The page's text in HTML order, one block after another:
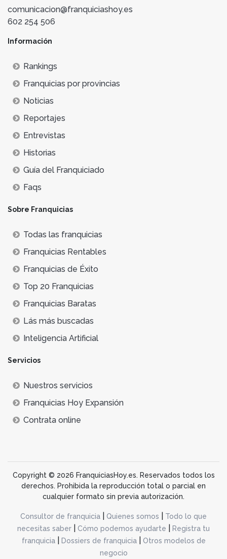
comunicacion@franquiciashoy.es
602 254 506
Información
Rankings
Franquicias por provincias
Noticias
Reportajes
Entrevistas
Historias
Guía del Franquiciado
Faqs
Sobre Franquicias
Todas las franquicias
Franquicias Rentables
Franquicias de Éxito
Top 20 Franquicias
Franquicias Baratas
Lás más buscadas
Inteligencia Artificial
Servicios
Nuestros servicios
Franquicias Hoy Expansión
Contrata online
Copyright © 2026 FranquiciasHoy.es. Reservados todos los
derechos. Prohibida la reproducción total o parcial en
cualquier formato sin previa autorización.
Consultor de franquicia Quienes somos
Todo lo que
necesitas saber
Cómo podemos ayudarte
Registra tu
franquicia| Dossiers de franquicia|
Otros modelos de
negocio